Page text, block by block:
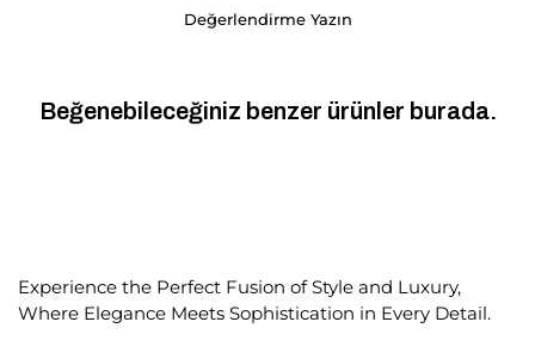
Değerlendirme Yazın
Beğenebileceğiniz benzer ürünler burada.
Experience the Perfect Fusion of Style and Luxury,
Where Elegance Meets Sophistication in Every Detail.